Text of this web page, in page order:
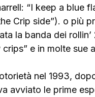
“I keep a blue
Crip side”). o più
la banda dei
e in molte sue
nel 1993,
avviato le prime